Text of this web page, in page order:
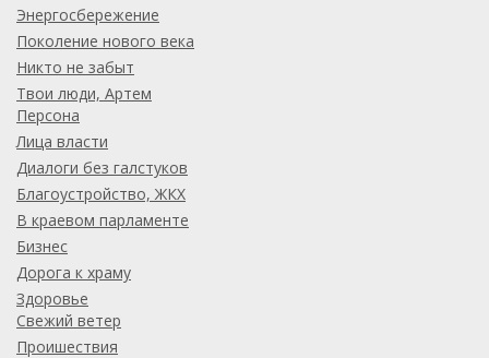
Энергосбережение
Поколение нового века
Никто не забыт
Твои люди, Артем
Персона
Лица власти
Диалоги без галстуков
Благоустройство, ЖКХ
В краевом парламенте
Бизнес
Дорога к храму
Здоровье
Свежий ветер
Проишествия